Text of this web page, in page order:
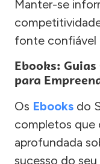
Manter-se
fonte confiável
Ebooks:
para
Os Ebooks do
completos que
aprofundada
sucesso do